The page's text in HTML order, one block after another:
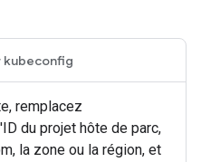
kubeconfig
remplacez
du projet hôte de parc,
la zone ou la région, et